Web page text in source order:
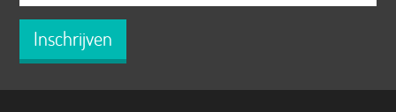
Inschrijven